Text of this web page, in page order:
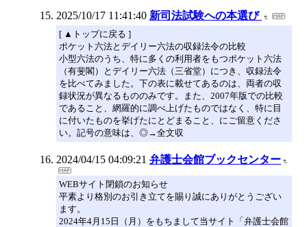
2025/10/17 11:41:40 新司法試験への本選び
[ ▲トップに戻る ]
ポケット六法とデイリー六法の収録法令の比較
小型六法のうち、特に多くの利用者をもつポケット六法
（有斐閣）とデイリー六法（三省堂）につき、収録法令
を比べてみました。下の表に載せてあるのは、両者の収
録状況が異なるもののみです。また、2007年版での比較
であること、網羅的に調べ上げたものではなく、特に目
に付いたものを挙げたにとどまること、にご留意くださ
い。記号の意味は、◎→全文収
2024/04/15 04:09:21 弁護士会館ブックセンター
WEBサイト閉鎖のお知らせ
平素より格別のお引き立てを賜り誠にありがとうござい
ます。
2024年4月15日（月）をもちまして当サイト「弁護士会館